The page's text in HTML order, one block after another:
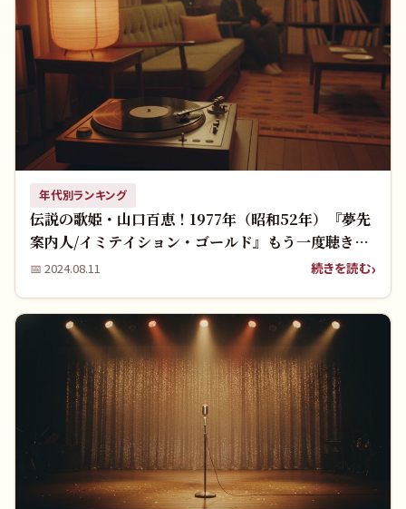
年代別ランキング
伝説の歌姫・山口百恵！1977年（昭和52年）『夢先
案内人/イミテイション・ゴールド』もう一度聴きた
い名曲！
📅 2024.08.11 続きを読む